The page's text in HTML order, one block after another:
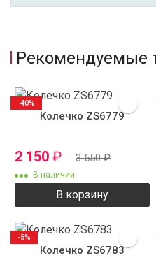
Рекомендуемые
Колечко ZS6779
2 150 ₽ 3 550₽
В наличии
В корзину
-40%
Колечко ZS6783
-5%